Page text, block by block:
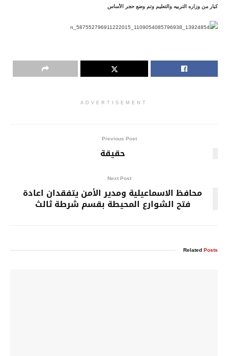
كبار من وزاره التربيه والتعليم وتم وضع حجر الأساس
ADVERTISEMENT
Previous Post
حقيقة
Next Post
محافظ الاسماعيلية ومدير الأمن يتفقدان اعادة
فتح الشوارع المحيطة بقسم شرطة ثالث
RelatedPosts